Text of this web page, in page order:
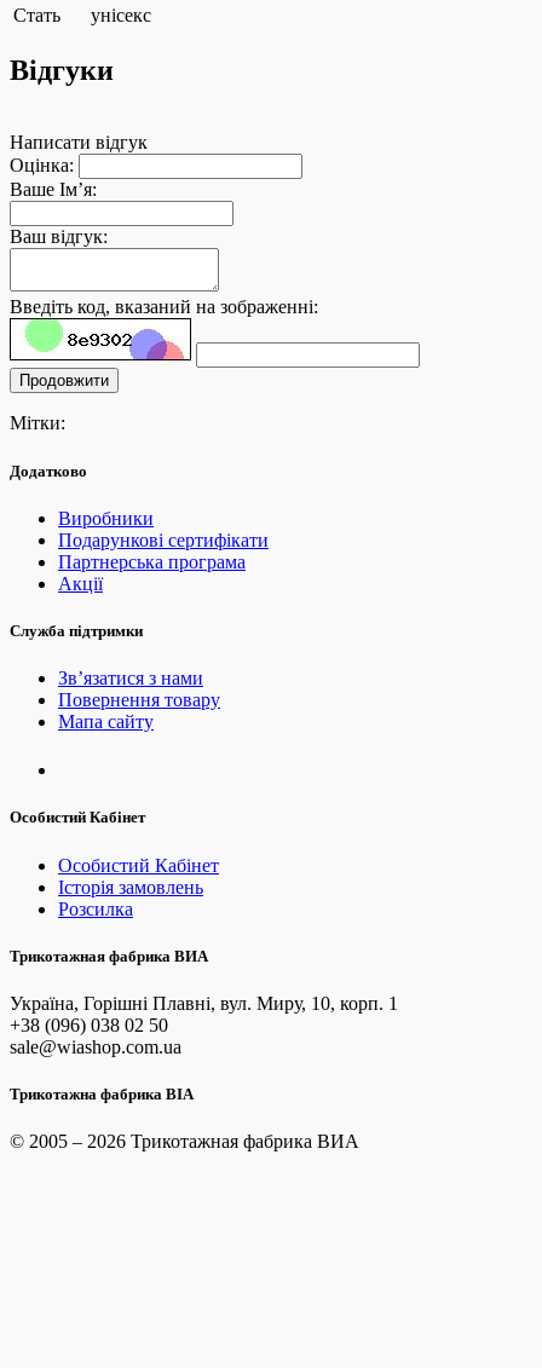
Стать
унісекс
Відгуки
Написати відгук
Оцінка:
Ваше Ім’я:
Ваш відгук:
Введіть код, вказаний на зображенні:
Продовжити
Мітки:
Додатково
Виробники
Подарункові сертифікати
Партнерська програма
Акції
Служба підтримки
Зв’язатися з нами
Повернення товару
Мапа сайту
Особистий Кабінет
Особистий Кабінет
Історія замовлень
Розсилка
Трикотажная фабрика ВИА
Україна, Горішні Плавні, вул. Миру, 10, корп. 1
+38 (096) 038 02 50
sale@wiashop.com.ua
Трикотажна фабрика ВІА
© 2005 – 2026 Трикотажная фабрика ВИА